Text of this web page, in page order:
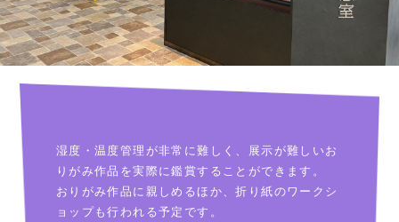
平成
11(1999)
年
88
歳
米寿記念「吉澤章創作折り紙」展（朝日
新聞社主催）を東京銀座、札幌、京都、
埼玉川越で開催。
15(2003)
紙展」を開催（9～11月）。
年
歳
め、東京都板橋区の病院で逝去。
平成
22(2010)
出身地である栃木県上三川町へ、吉澤章
作品百余点を寄贈。同町文化祭にて展示
公開
湿度・温度管理が非常に難しく、展示が難しいお
りがみ作品を実際に鑑賞することができます。
おりがみ作品に親しめるほか、折り紙のワークシ
ョップも行われる予定です。